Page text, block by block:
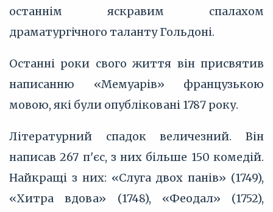
останнім яскравим спалахом
драматургічного таланту Гольдоні.
Останні роки свого життя він присвятив
написанню «Мемуарів» французькою
мовою, які були опубліковані 1787 року.
Літературний спадок величезний. Він
написав 267 п'єс, з них більше 150 комедій.
Найкращі з них: «Слуга двох панів» (1749),
«Хитра вдова» (1748), «Феодал» (1752),